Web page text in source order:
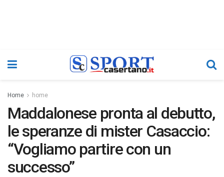
Home home
Maddalonese pronta al debutto,
le speranze di mister Casaccio:
“Vogliamo partire con un
successo”